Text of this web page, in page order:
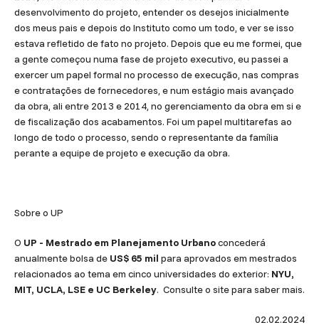
desenvolvimento do projeto, entender os desejos inicialmente
dos meus pais e depois do Instituto como um todo, e ver se isso
estava refletido de fato no projeto. Depois que eu me formei, que
a gente começou numa fase de projeto executivo, eu passei a
exercer um papel formal no processo de execução, nas compras
e contratações de fornecedores, e num estágio mais avançado
da obra, ali entre 2013 e 2014, no gerenciamento da obra em si e
de fiscalização dos acabamentos. Foi um papel multitarefas ao
longo de todo o processo, sendo o representante da família
perante a equipe de projeto e execução da obra.
Sobre o UP
O UP - Mestrado em Planejamento Urbanoconcederá
anualmente bolsa de US$ 65 mil para aprovados em mestrados
relacionados ao tema em cinco universidades do exterior: NYU,
MIT, UCLA, LSE e UC Berkeley. Consulte o site para saber mais.
02.02.2024